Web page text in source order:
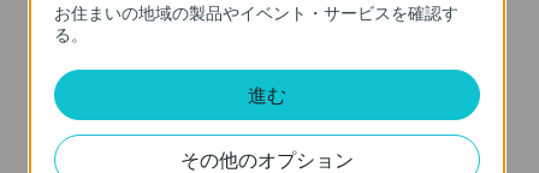
大16TB)*
ワンクリック設定
お住まいの地域の製品やイベント・サービスを確認す
る。
進む
その他のオプション